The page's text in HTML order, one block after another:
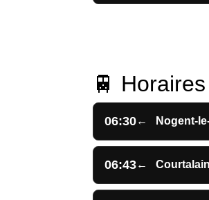
🚆
06:30← Nogent-
06:43←